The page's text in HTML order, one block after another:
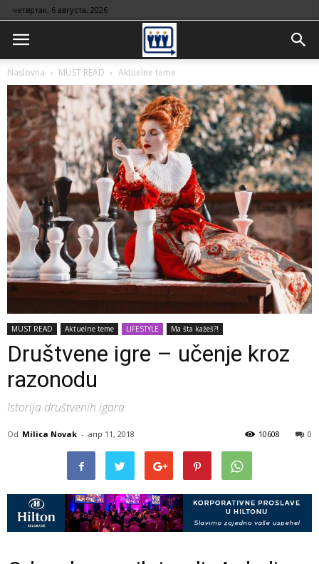
четвртак, 6 августа, 2026
Naslovna MUST READ Aktuelne teme
MUST READ Aktuelne teme LIFESTYLE Ma šta kažeš?!
Društvene igre – učenje kroz
razonodu
Istorija društvenih igara
Od Milica Novak - апр 11, 2018 0
10608